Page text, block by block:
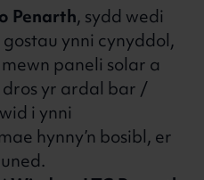
Penarth, sydd wedi
ynni cynyddol,
paneli solar a
yr ardal bar /
i ynni
hynny’n bosibl, er